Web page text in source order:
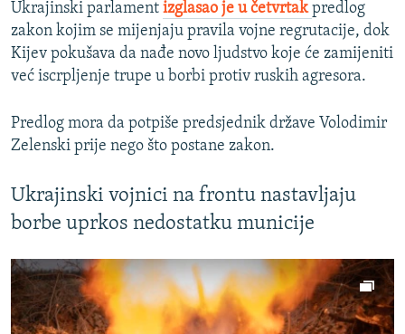
POST SCRIPTUM
MOJA EVROPA
TRI DECENIJE OD RATA U BIH
NASTANAK I RASPAD JUGOSLAVIJE
Ukrajinski parlament izglasao je u četvrtakpredlog
zakon kojim se mijenjaju pravila vojne regrutacije, dok
Kijev pokušava da nađe novo ljudstvo koje će zamijeniti
već iscrpljenje trupe u borbi protiv ruskih agresora.
Predlog mora da potpiše predsjednik države Volodimir
Zelenski prije nego što postane zakon.
Ukrajinski vojnici na frontu nastavljaju
borbe uprkos nedostatku municije